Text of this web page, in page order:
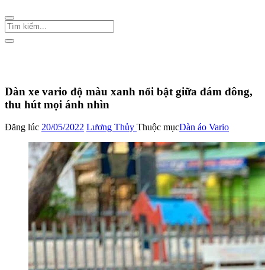
Dàn xe vario độ màu xanh nổi bật giữa đám đông,
thu hút mọi ánh nhìn
Đăng lúc 20/05/2022 Lương Thủy Thuộc mụcDàn áo Vario